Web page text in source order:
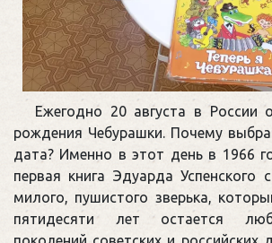
Ежегодно 20 августа в России
рождения Чебурашки. Почему
дата? Именно в этот день в 1966
первая книга Эдуарда Успенского
милого, пушистого зверька,
пятидесяти лет остается